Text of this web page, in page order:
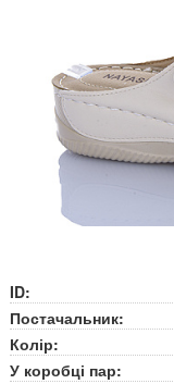
ID:
Постачальник:
Колір:
У коробці пар: